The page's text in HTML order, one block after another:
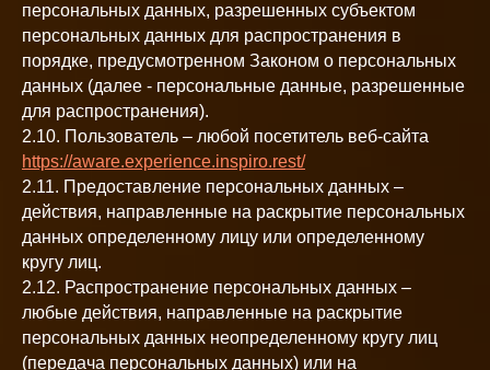
персональных данных, разрешенных субъектом
персональных данных для распространения в
порядке, предусмотренном Законом о персональных
данных (далее - персональные данные, разрешенные
для распространения).
2.10. Пользователь – любой посетитель веб-сайта
https://aware.experience.inspiro.rest/
2.11. Предоставление персональных данных –
действия, направленные на раскрытие персональных
данных определенному лицу или определенному
кругу лиц.
2.12. Распространение персональных данных –
любые действия, направленные на раскрытие
персональных данных неопределенному кругу лиц
(передача персональных данных) или на